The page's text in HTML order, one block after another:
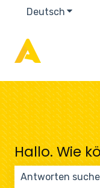
Deutsch
Hallo. Wie